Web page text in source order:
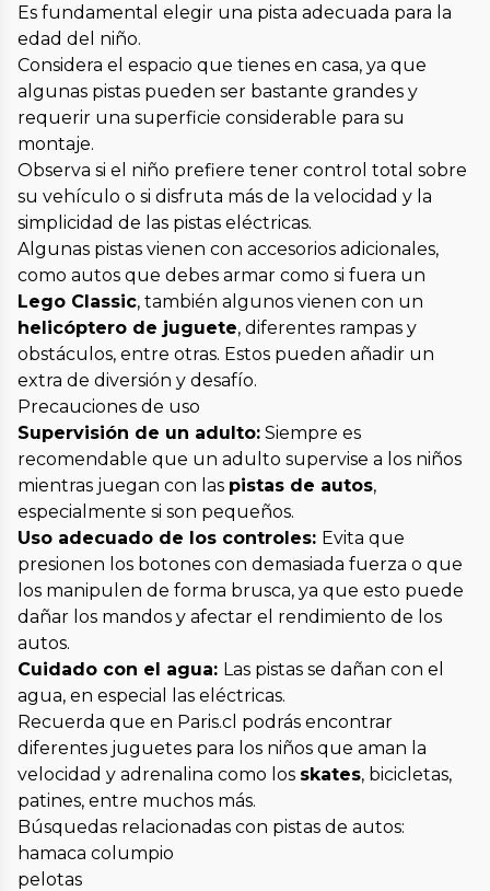
Es fundamental elegir una pista adecuada para la
edad del niño.
Considera el espacio que tienes en casa, ya que
algunas pistas pueden ser bastante grandes y
requerir una superficie considerable para su
montaje.
Observa si el niño prefiere tener control total sobre
su vehículo o si disfruta más de la velocidad y la
simplicidad de las pistas eléctricas.
Algunas pistas vienen con accesorios adicionales,
como autos que debes armar como si fuera un
Lego Classic, también algunos vienen con un
helicóptero de juguete, diferentes rampas y
obstáculos, entre otras. Estos pueden añadir un
extra de diversión y desafío.
Precauciones de uso
Supervisión de un adulto: Siempre es
recomendable que un adulto supervise a los niños
mientras juegan con las pistas de autos,
especialmente si son pequeños.
Uso adecuado de los controles: Evita que
presionen los botones con demasiada fuerza o que
los manipulen de forma brusca, ya que esto puede
dañar los mandos y afectar el rendimiento de los
autos.
Cuidado con el agua: Las pistas se dañan con el
agua, en especial las eléctricas.
Recuerda que en Paris.cl podrás encontrar
diferentes juguetes para los niños que aman la
velocidad y adrenalina como los skates, bicicletas,
patines, entre muchos más.
Búsquedas relacionadas con pistas de autos:
hamaca columpio
pelotas